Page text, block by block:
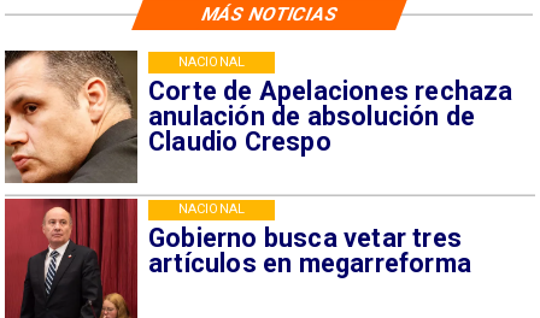
Corte de Apelaciones rechaza
anulación de absolución de
Claudio Crespo
NACIONAL
Gobierno busca vetar tres
artículos en megarreforma
NACIONAL
MÁS NOTICIAS